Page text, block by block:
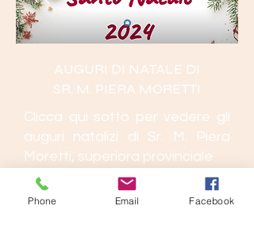
AUGURI DI NATALE DI
SR. M. PIERA MORETTI
Clicca qui sotto per vedere gli
auguri natalizi di Sr. M. Piera
Moretti, superiora provinciale
Phone Email Facebook